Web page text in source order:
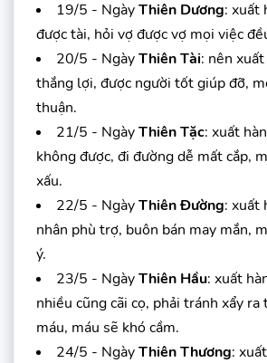
19/5 - NgàyThiên Dương: xuất
được tài, hỏi vợ được vợ mọi việc
20/5 - NgàyThiên Tài: nên
thắng lợi, được người tốt giúp đỡ,
thuận.
21/5 - NgàyThiên Tặc: xuất
không được, đi đường dễ mất cắp,
xấu.
22/5 - NgàyThiên Đường: xuất
nhân phù trợ, buôn bán may mắn,
ý.
23/5 - NgàyThiên Hầu: xuất
nhiều cũng cãi cọ, phải tránh xẩy ra
máu, máu sẽ khó cầm.
24/5 - NgàyThiên Thương: